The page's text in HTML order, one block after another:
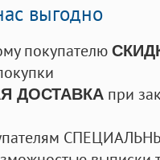
выгодно
покупателю
ДОСТАВКА при